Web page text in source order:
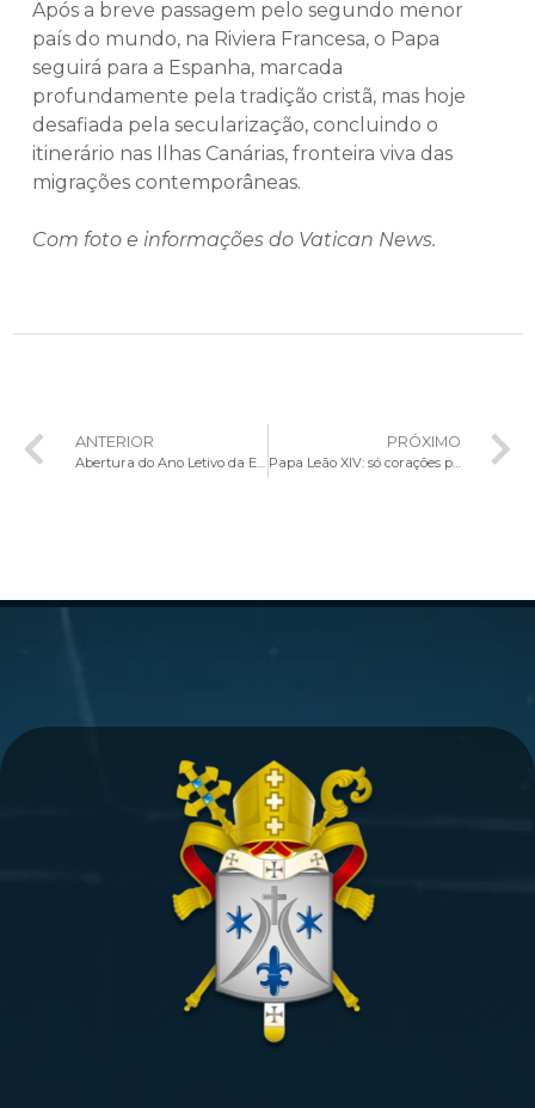
Após a breve passagem pelo segundo menor
país do mundo, na Riviera Francesa, o Papa
seguirá para a Espanha, marcada
profundamente pela tradição cristã, mas hoje
desafiada pela secularização, concluindo o
itinerário nas Ilhas Canárias, fronteira viva das
migrações contemporâneas.
Com foto e informações do Vatican News.
ANTERIOR
Abertura do Ano Letivo da Escola Diaconal Santo Estêvão destaca missão e espiritualidade do diaconato
PRÓXIMO
Papa Leão XIV: só corações pacificados podem edificar uma paz justa e duradoura